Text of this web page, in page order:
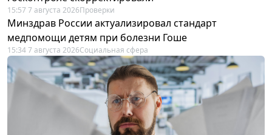
15:57 7 августа 2026Проверки
Минздрав России актуализировал стандарт
медпомощи детям при болезни Гоше
15:34 7 августа 2026Социальная сфера